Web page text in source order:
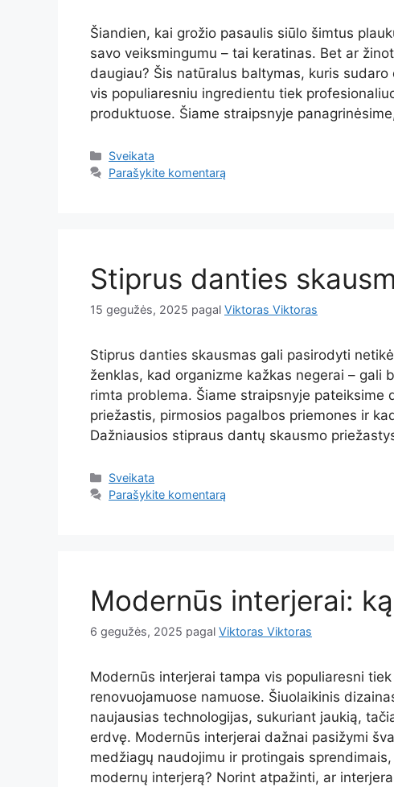
Šiandien, kai grožio pasaulis siūlo šimtus
savo veiksmingumu – tai keratinas. Bet ar
daugiau? Šis natūralus baltymas, kuris
vis populiaresniu ingredientu tiek
produktuose. Šiame straipsnyje
Kategorijos
Sveikata
Parašykite komentarą
Stiprus danties
15 gegužės, 2025 pagal Viktoras Viktoras
Stiprus danties skausmas gali pasirodyti
ženklas, kad organizme kažkas negerai – gali
rimta problema. Šiame straipsnyje pateiksime
priežastis, pirmosios pagalbos priemones ir
Dažniausios stipraus dantų skausmo
Kategorijos
Sveikata
Parašykite komentarą
Modernūs interjerai:
6 gegužės, 2025 pagal Viktoras Viktoras
Modernūs interjerai tampa vis populiaresni
renovuojamuose namuose. Šiuolaikinis
naujausias technologijas, sukuriant jaukią,
erdvę. Modernūs interjerai dažnai pasižymi
medžiagų naudojimu ir protingais
modernų interjerą? Norint atpažinti, ar